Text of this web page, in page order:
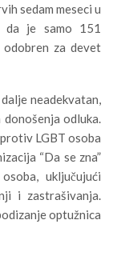
sedam meseci u
da je samo 151
za devet
neadekvatan,
odluka.
LGBT osoba
“Da se zna”
uključujući
i zastrašivanja.
optužnica